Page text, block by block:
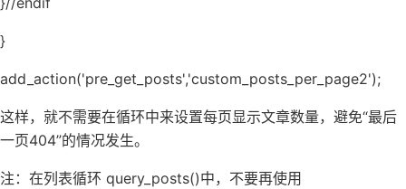
}
add_action('pre_get_posts','custom_posts_per_page2');
这样，就不需要在循环中来设置每页显示文章数量，避免“最后
一页404”的情况发生。
注：在列表循环 query_posts()中，不要再使用